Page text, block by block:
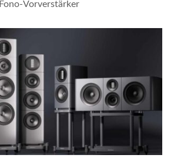
Vorverstärker